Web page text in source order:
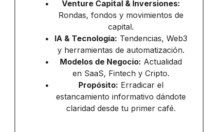
Venture Capital & Inversiones:
Rondas, fondos y movimientos de
capital.
IA & Tecnología: Tendencias, Web3
y herramientas de automatización.
Modelos de Negocio: Actualidad
en SaaS, Fintech y Cripto.
Propósito: Erradicar el
estancamiento informativo dándote
claridad desde tu primer café.